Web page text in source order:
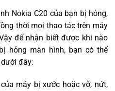
Nokia C20 của bạn bị hỏng,
thời mọi thao tác trên máy
để nhận biết được khi nào
hỏng màn hình, bạn có thể
đây:
máy bị xước hoặc vỡ, nứt,